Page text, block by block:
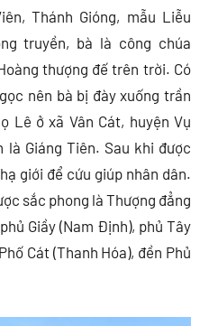
Thánh Gióng, mẫu Liễu
truyền, bà là công chúa
thượng đế trên trời. Có
nên bà bị đày xuống trần
Lê ở xã Vân Cát, huyện Vụ
Giáng Tiên. Sau khi được
giới để cứu giúp nhân dân.
sắc phong là Thượng đẳng
Giầy (Nam Định), phủ Tây
Cát (Thanh Hóa), đền Phủ